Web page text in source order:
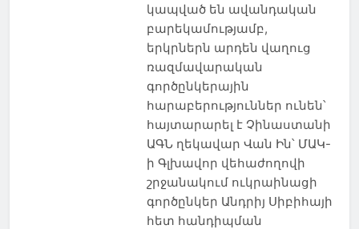
կապված են ավանդական
բարեկամությամբ,
երկրներն արդեն վաղուց
ռազմավարական
գործընկերային
հարաբերություններ ունեն՝
հայտարարել է Չինաստանի
ԱԳՆ ղեկավար Վան Ին՝ ՄԱԿ-
ի Գլխավոր վեհաժողովի
շրջանակում ուկրաինացի
գործընկեր Անդրիյ Սիբիհայի
հետ հանդիպման